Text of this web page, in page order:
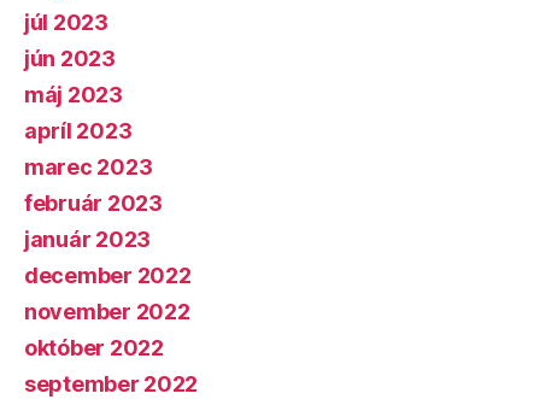
júl 2023
jún 2023
máj 2023
apríl 2023
marec 2023
február 2023
január 2023
december 2022
november 2022
október 2022
september 2022